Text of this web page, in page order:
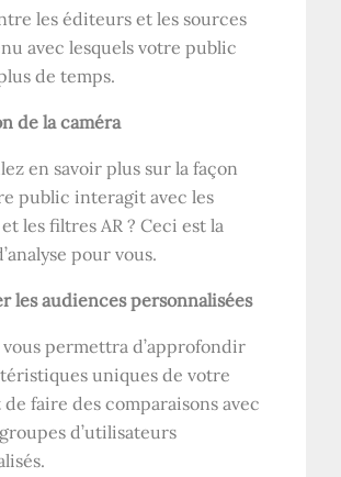
les éditeurs et les sources
avec lesquels votre public
de temps.
de la caméra
en savoir plus sur la façon
public interagit avec les
les filtres AR ? Ceci est la
pour vous.
les audiences personnalisées
permettra d’approfondir
uniques de votre
faire des comparaisons avec
d’utilisateurs